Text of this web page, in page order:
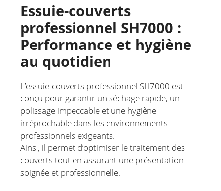
Essuie-couverts
professionnel SH7000 :
Performance et hygiène
au quotidien
L’essuie-couverts professionnel SH7000 est
conçu pour garantir un séchage rapide, un
polissage impeccable et une hygiène
irréprochable dans les environnements
professionnels exigeants.
Ainsi, il permet d’optimiser le traitement des
couverts tout en assurant une présentation
soignée et professionnelle.